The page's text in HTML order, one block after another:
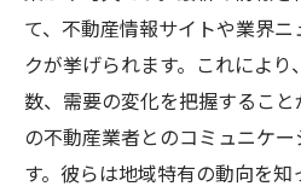
て、不動産情報サイトや業界
クが挙げられます。これによ
数、需要の変化を把握するこ
の不動産業者とのコミュニケ
す。彼らは地域特有の動向を